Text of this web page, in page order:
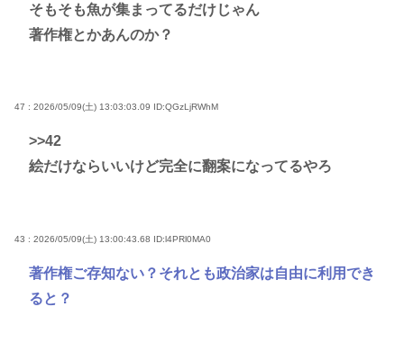
そもそも魚が集まってるだけじゃん
著作権とかあんのか？
47 : 2026/05/09(土) 13:03:03.09 ID:QGzLjRWhM
>>42
絵だけならいいけど完全に翻案になってるやろ
43 : 2026/05/09(土) 13:00:43.68 ID:l4PRl0MA0
著作権ご存知ない？それとも政治家は自由に利用でき
ると？